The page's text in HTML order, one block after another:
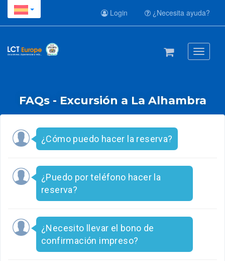
Login ¿Necesita ayuda?
Toggle
FAQs - Excursión a La Alhambra
¿Cómo puedo hacer la reserva?
¿Puedo por teléfono hacer la
reserva?
¿Necesito llevar el bono de
confirmación impreso?